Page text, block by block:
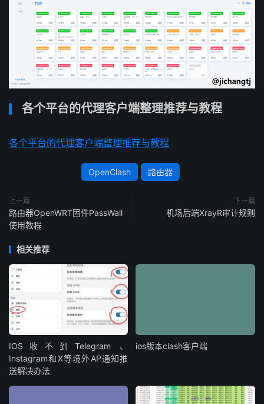
各个平台的代理客户端整理推荐与教程
各个平台的代理客户端整理推荐与教程
OpenClash 路由器
上一篇
路由器OpenWRT固件PassWall
使用教程
下一篇
机场后端XrayR审计规则
相关推荐
IOS收不到Telegram 、
Instagram和X等境外AP通知推
送解决办法
ios版本clash客户端